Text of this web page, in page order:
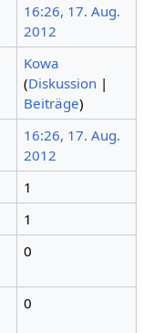
16:26, 17. Aug.
2012
Kowa
(Diskussion |
Beiträge)
16:26, 17. Aug.
2012
1
1
0
0